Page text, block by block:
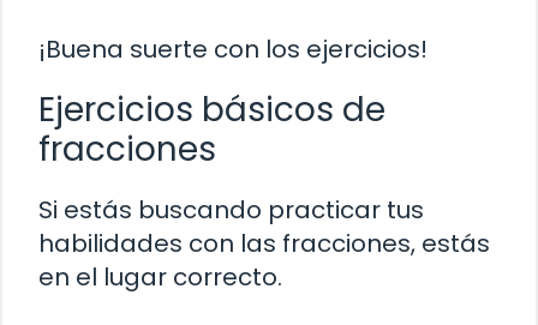
¡Buena suerte con los ejercicios!
Ejercicios básicos de
fracciones
Si estás buscando practicar tus
habilidades con las fracciones, estás
en el lugar correcto.